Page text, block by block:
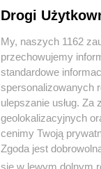
Drogi
My, naszych 1162
przechowujemy
standardowe
spersonalizowanych
ulepszanie usług.
geolokalizacyjnych
cenimy Twoją
Zgoda jest
się w lewym dolnym